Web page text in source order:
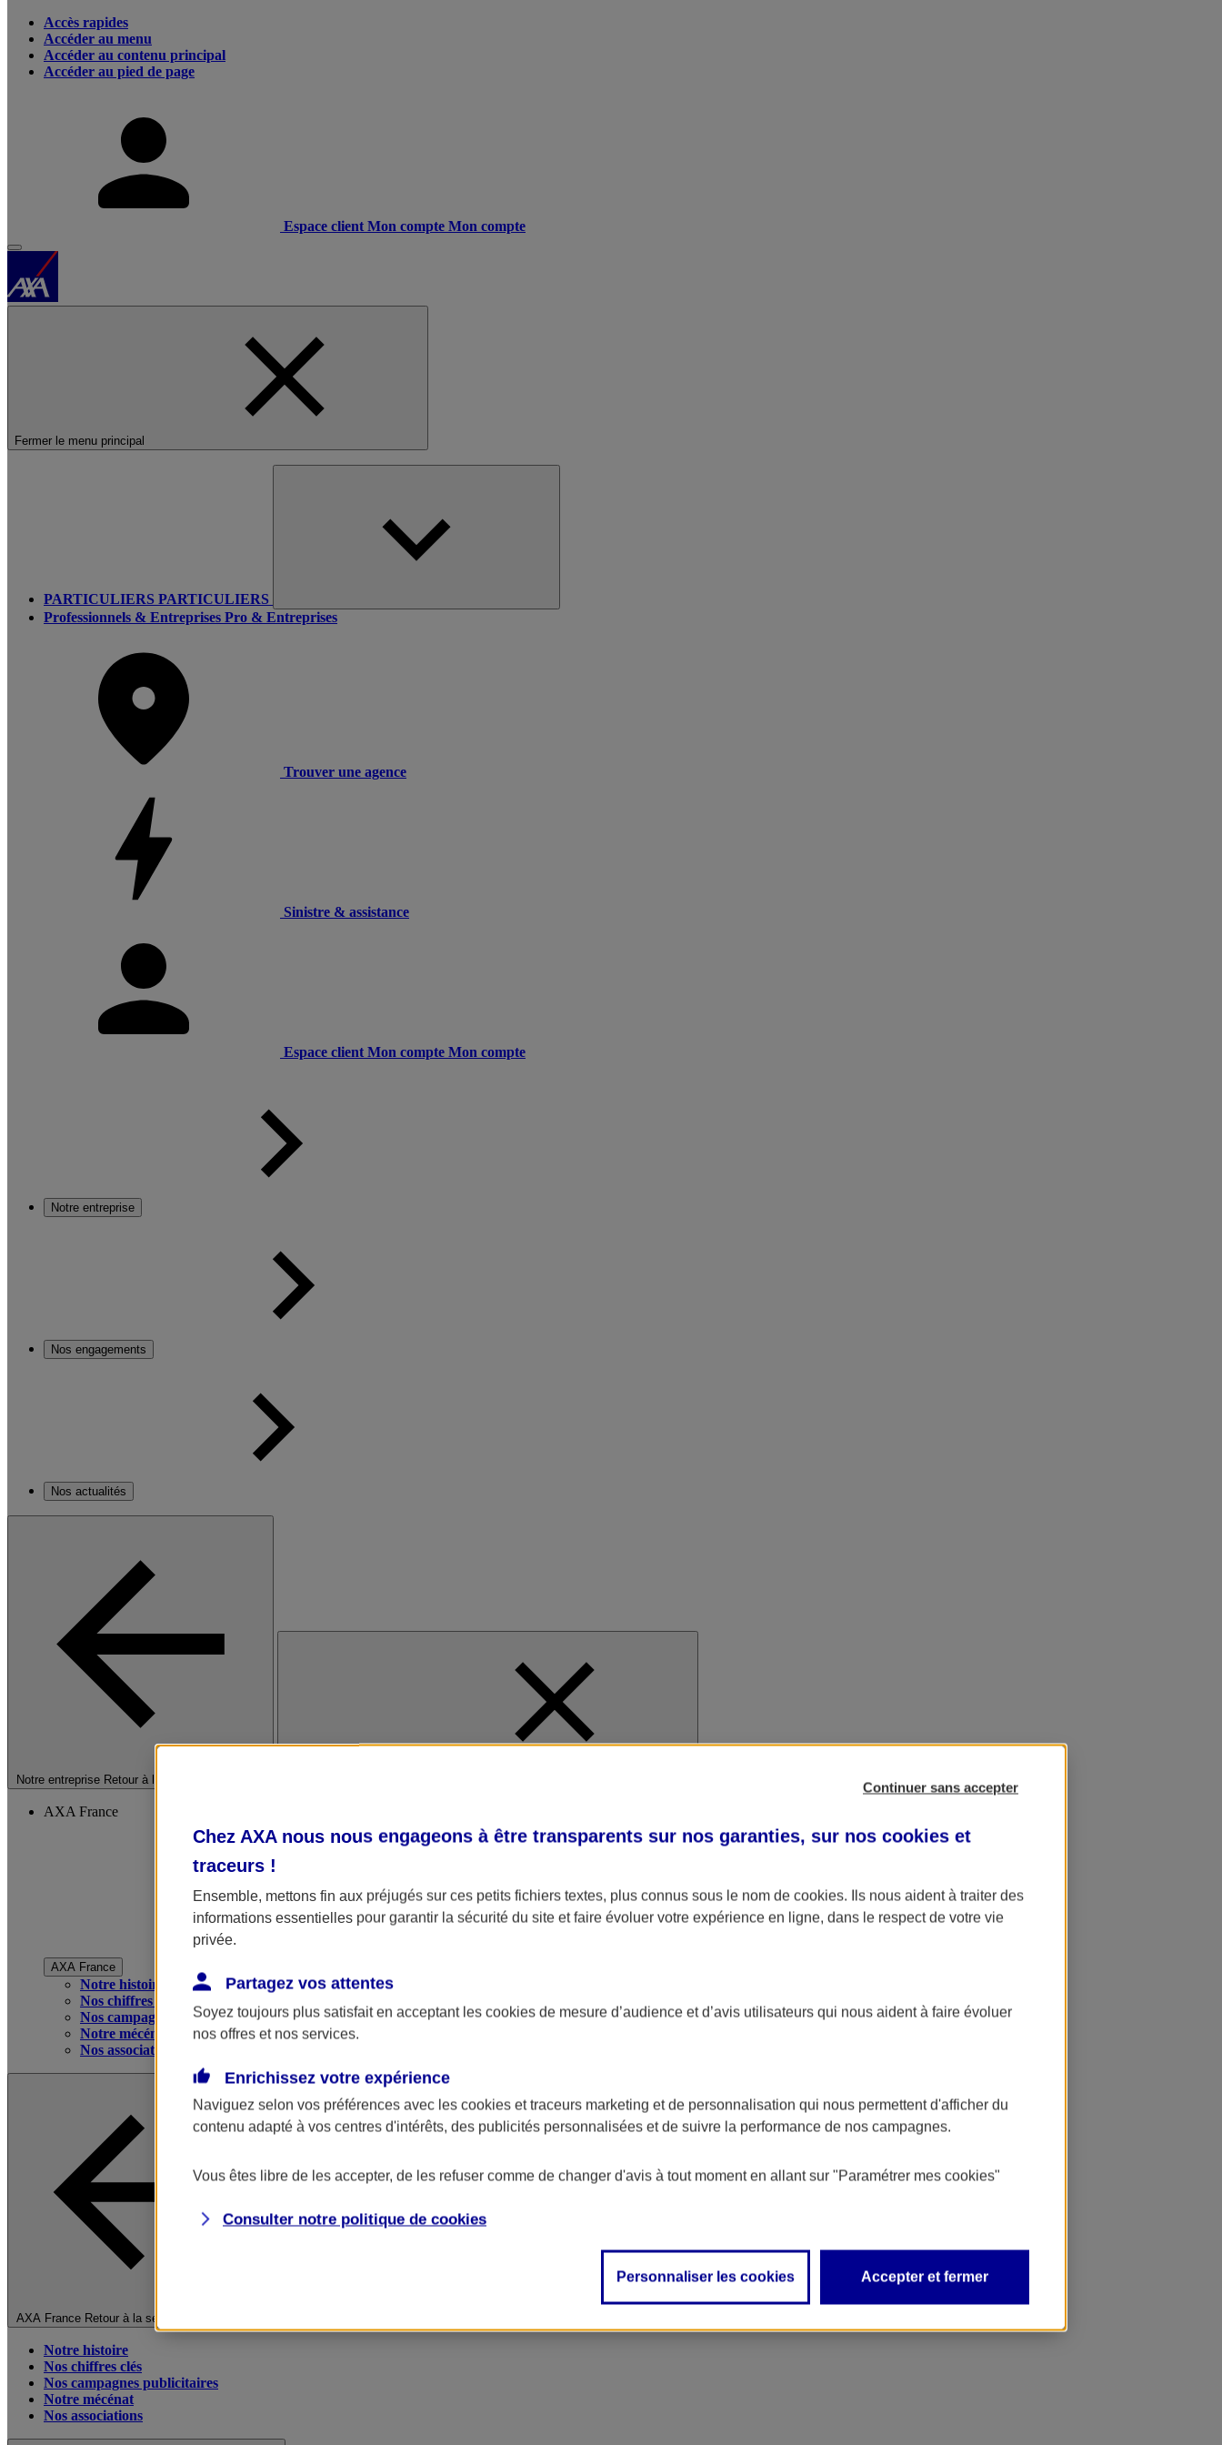
Accès rapides
Accéder au menu
Accéder au contenu principal
Accéder au pied de page
Espace client Mon compte Mon compte
Fermer le menu principal
PARTICULIERS PARTICULIERS
Professionnels & Entreprises Pro & Entreprises
Trouver une agence
Sinistre & assistance
Espace client Mon compte Mon compte
Notre entreprise
Nos engagements
Nos actualités
Notre entreprise Retour à la section précédente
AXA France
AXA France
Notre histoire
Nos chiffres clés
Nos campagnes publicitaires
Notre mécénat
Nos associations
AXA France Retour à la section précédente
Notre histoire
Nos chiffres clés
Nos campagnes publicitaires
Notre mécénat
Nos associations
Continuer sans accepter
Chez AXA nous nous engageons à être transparents sur nos garanties, sur nos cookies et
traceurs !
Ensemble, mettons fin aux préjugés sur ces petits fichiers textes, plus connus sous le nom de cookies. Ils nous aident à traiter des
informations essentielles pour garantir la sécurité du site et faire évoluer votre expérience en ligne, dans le respect de votre vie
privée.
Partagez vos attentes
Soyez toujours plus satisfait en acceptant les cookies de mesure d’audience et d’avis utilisateurs qui nous aident à faire évoluer
nos offres et nos services.
Enrichissez votre expérience
Naviguez selon vos préférences avec les cookies et traceurs marketing et de personnalisation qui nous permettent d'afficher du
contenu adapté à vos centres d'intérêts, des publicités personnalisées et de suivre la performance de nos campagnes.
Vous êtes libre de les accepter, de les refuser comme de changer d'avis à tout moment en allant sur "Paramétrer mes cookies"
Consulter notre politique de cookies
Personnaliser les cookies Accepter et fermer